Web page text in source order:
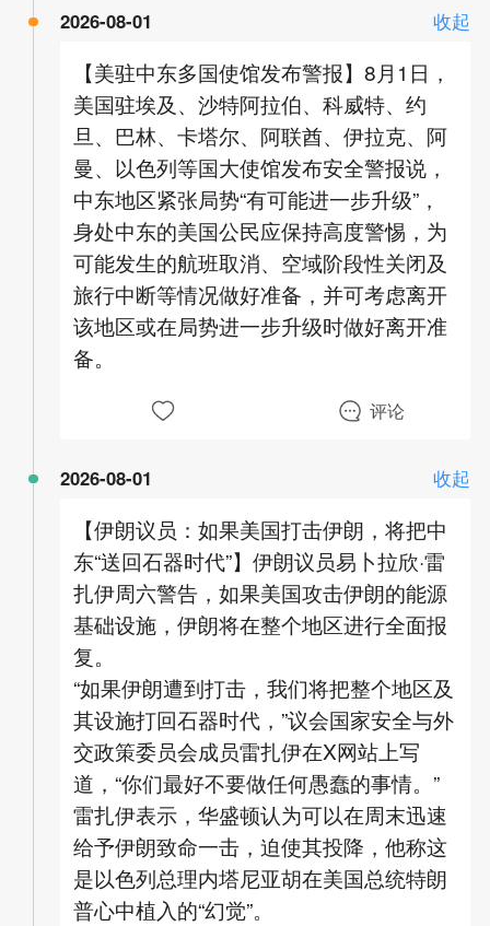
2026-08-01 收起
【美驻中东多国使馆发布警报】8月1日，
美国驻埃及、沙特阿拉伯、科威特、约
旦、巴林、卡塔尔、阿联酋、伊拉克、阿
曼、以色列等国大使馆发布安全警报说，
中东地区紧张局势“有可能进一步升级”，
身处中东的美国公民应保持高度警惕，为
可能发生的航班取消、空域阶段性关闭及
旅行中断等情况做好准备，并可考虑离开
该地区或在局势进一步升级时做好离开准
备。
评论
2026-08-01 收起
【伊朗议员：如果美国打击伊朗，将把中
东“送回石器时代”】伊朗议员易卜拉欣·雷
扎伊周六警告，如果美国攻击伊朗的能源
基础设施，伊朗将在整个地区进行全面报
复。
“如果伊朗遭到打击，我们将把整个地区及
其设施打回石器时代，”议会国家安全与外
交政策委员会成员雷扎伊在X网站上写
道，“你们最好不要做任何愚蠢的事情。”
雷扎伊表示，华盛顿认为可以在周末迅速
给予伊朗致命一击，迫使其投降，他称这
是以色列总理内塔尼亚胡在美国总统特朗
普心中植入的“幻觉”。